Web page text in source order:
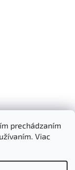
prechádzaním
Viac